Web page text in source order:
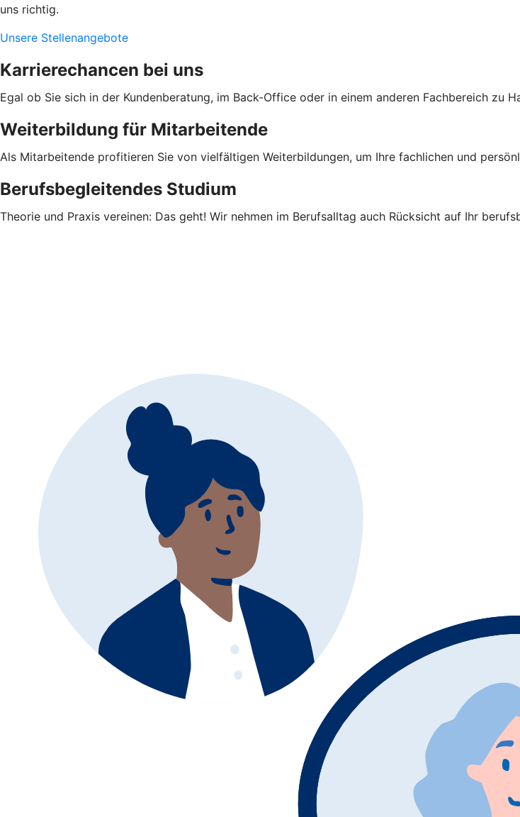
uns richtig.
Unsere Stellenangebote
Karrierechancen bei uns
Egal ob Sie sich in der Kundenberatung, im Back-Office oder in einem anderen Fachbereich zu
Weiterbildung für Mitarbeitende
Als Mitarbeitende profitieren Sie von vielfältigen Weiterbildungen, um Ihre fachlichen und
Berufsbegleitendes Studium
Theorie und Praxis vereinen: Das geht! Wir nehmen im Berufsalltag auch Rücksicht auf Ihr